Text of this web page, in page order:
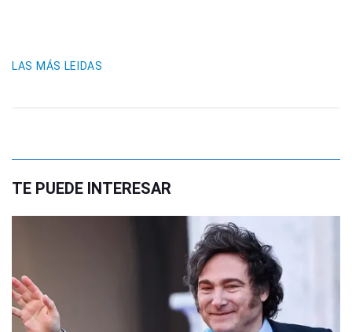
LAS MÁS LEIDAS
TE PUEDE INTERESAR